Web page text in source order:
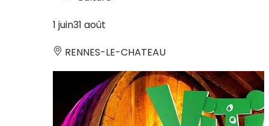
1 juin31 août
RENNES-LE-CHATEAU